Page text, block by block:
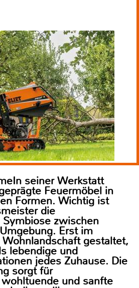
seiner Werkstatt
Feuermöbel in
Formen. Wichtig ist
die
zwischen
Erst im
gestaltet,
lebendige und
jedes Zuhause. Die
sorgt für
und sanfte